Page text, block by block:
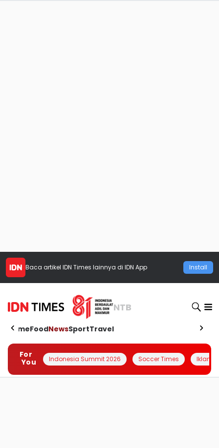
Baca artikel IDN Times lainnya di IDN App Install
NTB
HomeFoodNewsSportTravel
For
You
Indonesia Summit 2026 Soccer Times Iklanin